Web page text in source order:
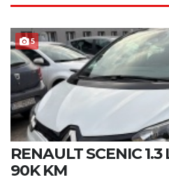
5
RENAULT SCENIC
90K KM